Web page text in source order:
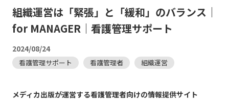
組織運営は「緊張」と「緩和」のバランス｜
for MANAGER｜看護管理サポート
2024/08/24
看護管理サポート 看護管理者 組織運営
メディカ出版が運営する看護管理者向けの情報提供サイト